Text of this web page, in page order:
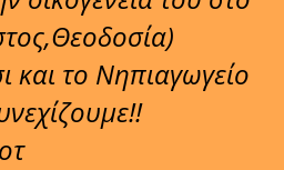
και το Νηπιαγωγείο